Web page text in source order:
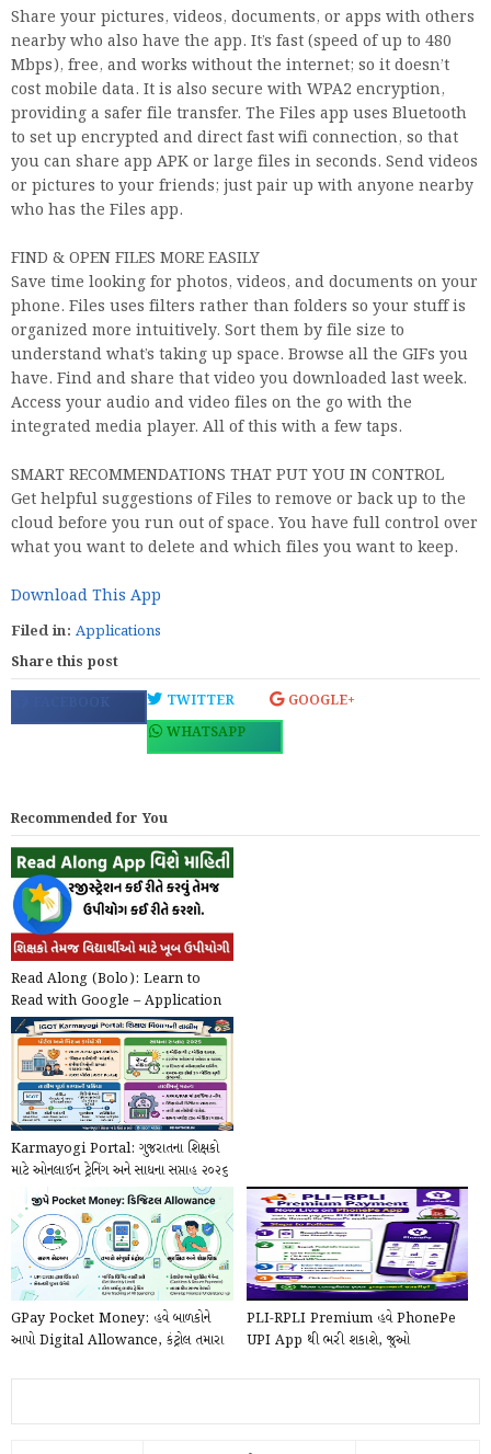
Share your pictures, videos, documents, or apps with others
nearby who also have the app. It’s fast (speed of up to 480
Mbps), free, and works without the internet; so it doesn’t
cost mobile data. It is also secure with WPA2 encryption,
providing a safer file transfer. The Files app uses Bluetooth
to set up encrypted and direct fast wifi connection, so that
you can share app APK or large files in seconds. Send videos
or pictures to your friends; just pair up with anyone nearby
who has the Files app.
FIND & OPEN FILES MORE EASILY
Save time looking for photos, videos, and documents on your
phone. Files uses filters rather than folders so your stuff is
organized more intuitively. Sort them by file size to
understand what’s taking up space. Browse all the GIFs you
have. Find and share that video you downloaded last week.
Access your audio and video files on the go with the
integrated media player. All of this with a few taps.
SMART RECOMMENDATIONS THAT PUT YOU IN CONTROL
Get helpful suggestions of Files to remove or back up to the
cloud before you run out of space. You have full control over
what you want to delete and which files you want to keep.
Download This App
Filed in: Applications
Share this post
FACEBOOK TWITTER
GOOGLE+
WHATSAPP
Recommended for You
Read Along (Bolo): Learn to
Read with Google – Application
@play.google.com
Karmayogi Portal: ગુજરાતના શિક્ષકો
માટે ઓનલાઈન ટ્રેનિંગ અને સાધના સપ્તાહ ૨૦૨૬
ની...
GPay Pocket Money: હવે બાળકોને
આપો Digital Allowance, કંટ્રોલ તમારા
PLI-RPLI Premium હવે PhonePe
UPI App થી ભરી શકાશે, જુઓ